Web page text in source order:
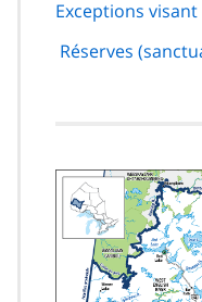
Exceptions
Réserves
Image